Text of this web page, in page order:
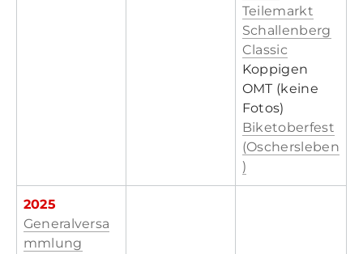
Teilemarkt
Schallenberg
Classic
Koppigen
OMT (keine
Fotos)
Biketoberfest
(Oschersleben
)
2025
Generalversa
mmlung